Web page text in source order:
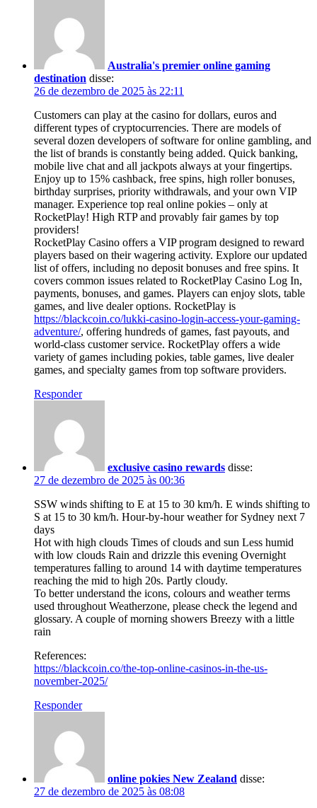
Australia's premier online gaming
destination disse:
26 de dezembro de 2025 às 22:11
Customers can play at the casino for dollars, euros and
different types of cryptocurrencies. There are models of
several dozen developers of software for online gambling, and
the list of brands is constantly being added. Quick banking,
mobile live chat and all jackpots always at your fingertips.
Enjoy up to 15% cashback, free spins, high roller bonuses,
birthday surprises, priority withdrawals, and your own VIP
manager. Experience top real online pokies – only at
RocketPlay! High RTP and provably fair games by top
providers!
RocketPlay Casino offers a VIP program designed to reward
players based on their wagering activity. Explore our updated
list of offers, including no deposit bonuses and free spins. It
covers common issues related to RocketPlay Casino Log In,
payments, bonuses, and games. Players can enjoy slots, table
games, and live dealer options. RocketPlay is
https://blackcoin.co/lukki-casino-login-access-your-gaming-
adventure/, offering hundreds of games, fast payouts, and
world-class customer service. RocketPlay offers a wide
variety of games including pokies, table games, live dealer
games, and specialty games from top software providers.
Responder
exclusive casino rewards disse:
27 de dezembro de 2025 às 00:36
SSW winds shifting to E at 15 to 30 km/h. E winds shifting to
S at 15 to 30 km/h. Hour-by-hour weather for Sydney next 7
days
Hot with high clouds Times of clouds and sun Less humid
with low clouds Rain and drizzle this evening Overnight
temperatures falling to around 14 with daytime temperatures
reaching the mid to high 20s. Partly cloudy.
To better understand the icons, colours and weather terms
used throughout Weatherzone, please check the legend and
glossary. A couple of morning showers Breezy with a little
rain
References:
https://blackcoin.co/the-top-online-casinos-in-the-us-
november-2025/
Responder
online pokies New Zealand disse:
27 de dezembro de 2025 às 08:08